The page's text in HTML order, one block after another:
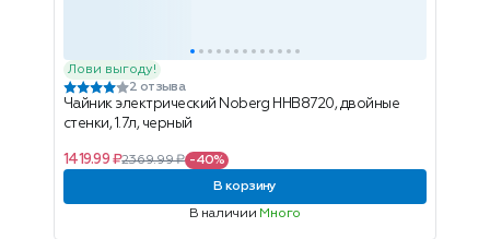
Лови выгоду!
2 отзыва
Чайник электрический Noberg HHB8720, двойные
стенки, 1.7л, черный
1419.99 ₽2369.99 ₽ -40%
В корзину
В наличии Много